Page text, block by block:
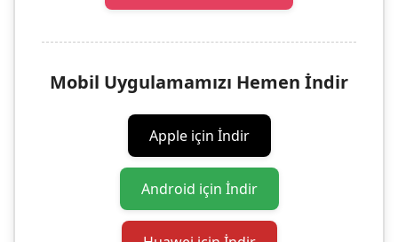
Mobil Uygulamamızı Hemen İndir
Apple için İndir
Android için İndir